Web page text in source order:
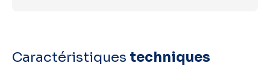
Caractéristiques techniques